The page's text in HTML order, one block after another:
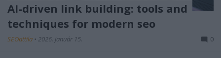
AI-driven link building: tools and
techniques for modern seo
SEOattila • 2026. január 15. 0